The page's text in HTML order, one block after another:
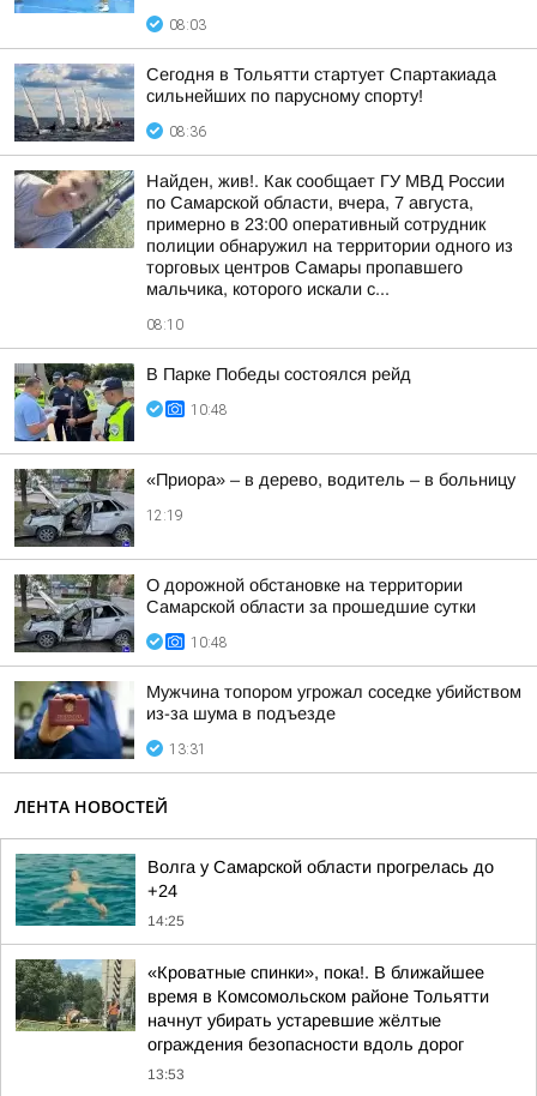
08:03
Сегодня в Тольятти стартует Спартакиада
сильнейших по парусному спорту!
08:36
Найден, жив!. Как сообщает ГУ МВД России
по Самарской области, вчера, 7 августа,
примерно в 23:00 оперативный сотрудник
полиции обнаружил на территории одного из
торговых центров Самары пропавшего
мальчика, которого искали с...
08:10
В Парке Победы состоялся рейд
10:48
«Приора» – в дерево, водитель – в больницу
12:19
О дорожной обстановке на территории
Самарской области за прошедшие сутки
10:48
Мужчина топором угрожал соседке убийством
из-за шума в подъезде
13:31
ЛЕНТА НОВОСТЕЙ
Волга у Самарской области прогрелась до
+24
14:25
«Кроватные спинки», пока!. В ближайшее
время в Комсомольском районе Тольятти
начнут убирать устаревшие жёлтые
ограждения безопасности вдоль дорог
13:53